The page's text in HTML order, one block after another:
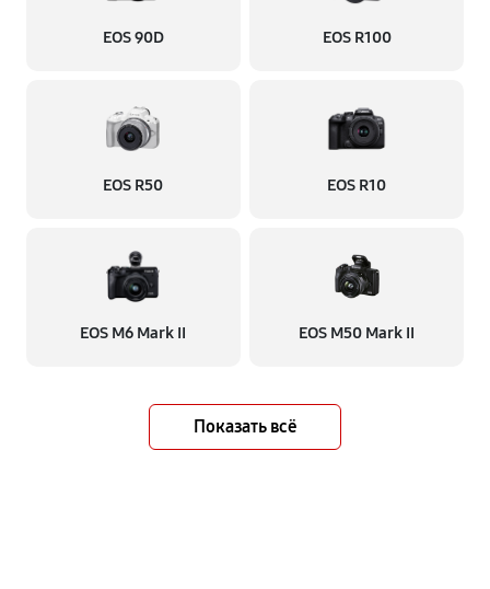
EOS 90D EOS R100
EOS R50 EOS R10
EOS M6 Mark II EOS M50 Mark II
Показать всё